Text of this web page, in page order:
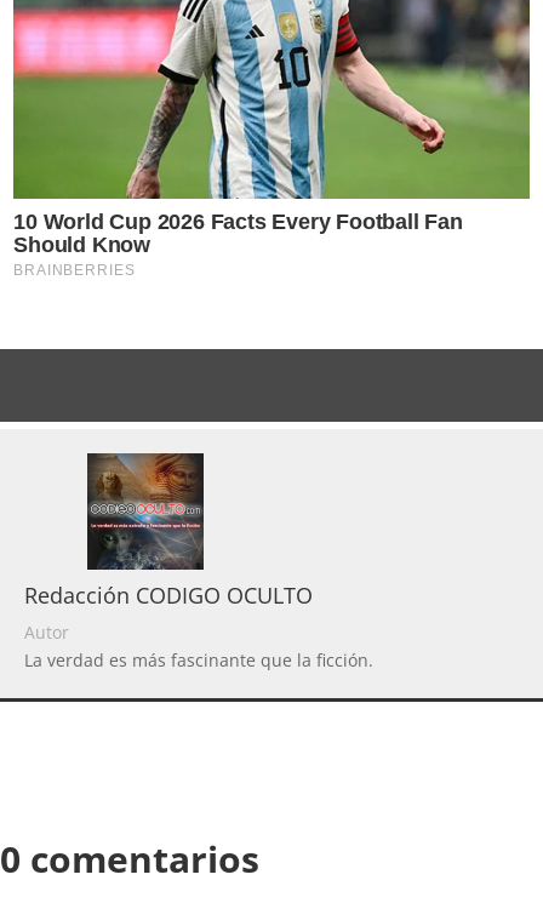
Redacción CODIGO OCULTO
Autor
La verdad es más fascinante que la ficción.
0 comentarios